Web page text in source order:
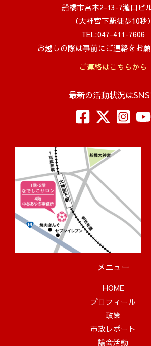
船橋市宮本2-13-7瀧口ビ
（大神宮下駅徒歩10秒）
TEL:047-411-7606
お越しの際は事前にご連絡をお願
ご連絡はこちらから
最新の活動状況は
メニュー
HOME
プロフィール
政策
市政レポート
議会活動